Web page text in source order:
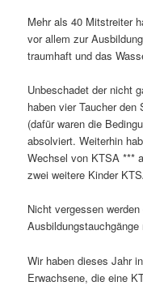
Mehr als 40 Mitstreiter
vor allem zur
traumhaft und das
Unbeschadet der nicht
haben vier Taucher
(dafür waren die
absolviert. Weiterhin
Wechsel von KTSA ***
zwei weitere Kinder
Nicht vergessen
Wir haben dieses Jahr
Erwachsene, die eine